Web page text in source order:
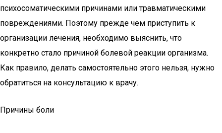
психосоматическими причинами или травматическими
повреждениями. Поэтому прежде чем приступить к
организации лечения, необходимо выяснить, что
конкретно стало причиной болевой реакции организма.
Как правило, делать самостоятельно этого нельзя, нужно
обратиться на консультацию к врачу.
Причины боли